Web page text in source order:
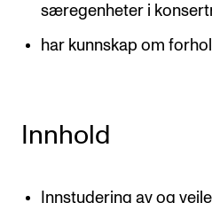
særegenheter i
har kunnskap om
Innhold
Innstudering av og